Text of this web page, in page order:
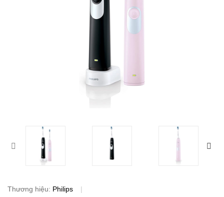
Thương hiệu: Philips |